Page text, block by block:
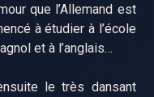
que l’Allemand est
à étudier à l’école
et à l’anglais…
le très dansant